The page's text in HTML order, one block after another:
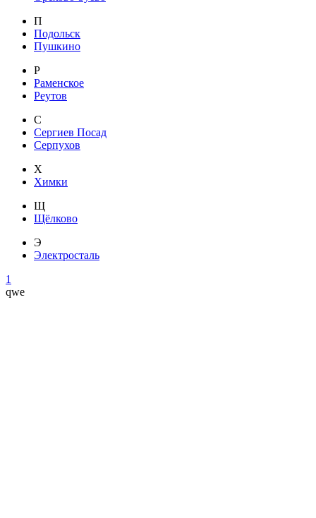
П
Подольск
Пушкино
Р
Раменское
Реутов
С
Сергиев Посад
Серпухов
Х
Химки
Щ
Щёлково
Э
Электросталь
1
qwe